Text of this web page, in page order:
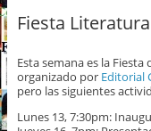
Fiesta
Esta semana es la
organizado por Editorial
pero las siguientes
Lunes 13, 7:30pm: